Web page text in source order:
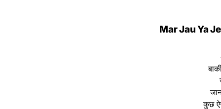
Mar Jau Ya
कुछ